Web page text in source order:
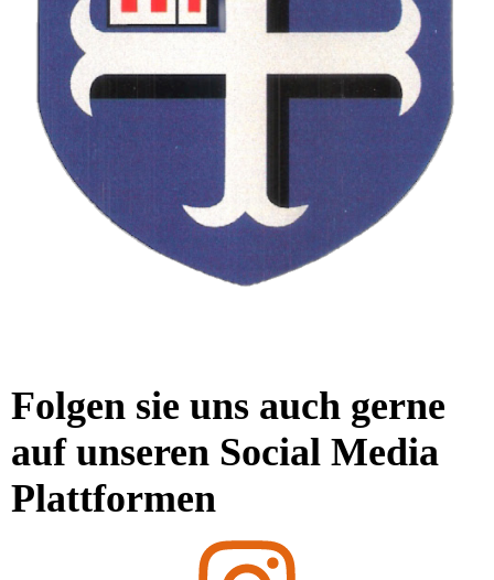
Folgen sie uns auch gerne
auf unseren Social Media
Plattformen